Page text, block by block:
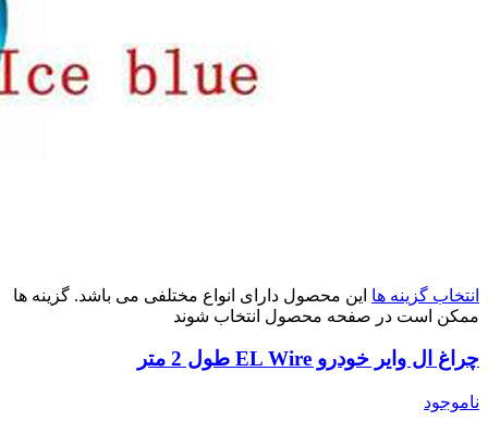
انتخاب گزینه ها این محصول دارای انواع مختلفی می باشد. گزینه ها
ممکن است در صفحه محصول انتخاب شوند
چراغ ال وایر خودرو EL Wire طول 2 متر
ناموجود